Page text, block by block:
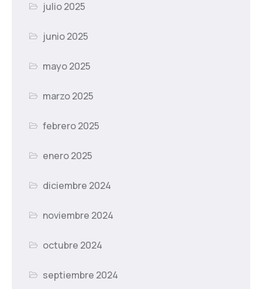
julio 2025
junio 2025
mayo 2025
marzo 2025
febrero 2025
enero 2025
diciembre 2024
noviembre 2024
octubre 2024
septiembre 2024